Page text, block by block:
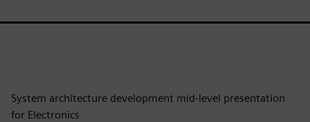
System architecture development mid-level presentation
for Electronics